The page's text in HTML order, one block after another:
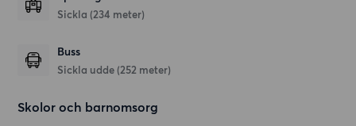
Sickla (234 meter)
Buss
Sickla udde (252 meter)
Skolor och barnomsorg